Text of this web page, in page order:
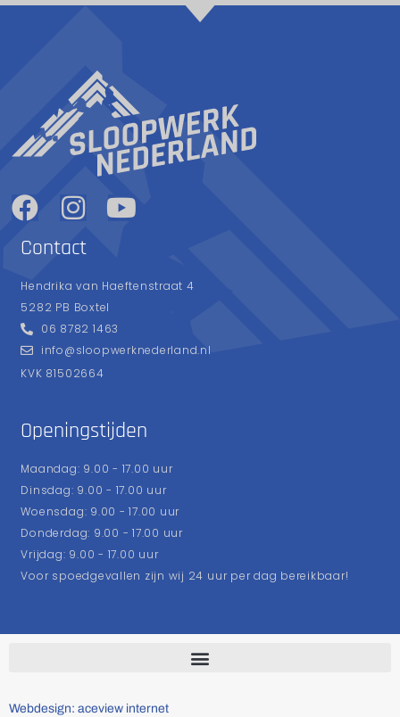
Contact
Hendrika van Haeftenstraat 4
5282 PB Boxtel
06 8782 1463
info@sloopwerknederland.nl
KVK 81502664
Openingstijden
Maandag: 9.00 - 17.00 uur
Dinsdag: 9.00 - 17.00 uur
Woensdag: 9.00 - 17.00 uur
Donderdag: 9.00 - 17.00 uur
Vrijdag: 9.00 - 17.00 uur
Voor spoedgevallen zijn wij 24 uur per dag bereikbaar!
Webdesign: aceview internet